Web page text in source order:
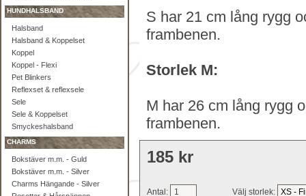
HUNDHALSBAND
Halsband
Halsband & Koppelset
Koppel
Koppel - Flexi
Pet Blinkers
Reflexset & reflexsele
Sele
Sele & Koppelset
Smyckeshalsband
CHARMS
Bokstäver m.m. - Guld
Bokstäver m.m. - Silver
Charms Hängande - Silver
S har 21 cm lång rygg
frambenen.
Storlek M:
M har 26 cm lång rygg
frambenen.
185 kr
Antal: Välj storlek: